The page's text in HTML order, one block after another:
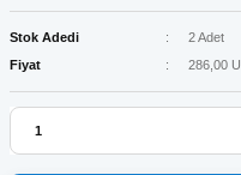
Stok Adedi
2 Adet
Fiyat
286,00